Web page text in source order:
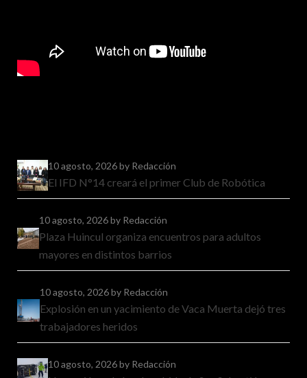
10 agosto, 2026by Redacción
El IFD N°14 creará el primer Club de Robótica
10 agosto, 2026by Redacción
Plaza Huincul organiza encuentros para adultos
mayores en distintos barrios
10 agosto, 2026by Redacción
Explosión en un yacimiento de Vaca Muerta dejó tres
trabajadores heridos
10 agosto, 2026by Redacción